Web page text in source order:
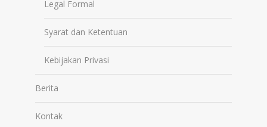
Legal Formal
Syarat dan Ketentuan
Kebijakan Privasi
Berita
Kontak